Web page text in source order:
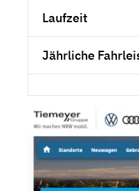
Laufzeit
Jährliche